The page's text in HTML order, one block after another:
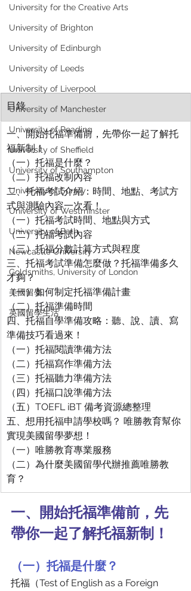
University for the Creative Arts
University of Brighton
University of Edinburgh
University of Leeds
University of Liverpool
University of Manchester
University of Reading
University of Sheffield
University of Southampton
University of Surrey
University of Westminster
University of Bath
Newcastle University
Goldsmiths, University of London
美國留學
英國留學生活
目錄
一、開始托福準備前，先帶你一起了解托
福新制！
（一）托福是什麼？
（二）托福改制內容
二、托福考試介紹：時間、地點、考試方
式與測驗內容一次看！
（一）托福考試時間、地點與方式
（二）托福考試內容
（三）托福分數計算方式與程度
三、托福考試準備怎麼做？托福準備多久
才夠？
（一）如何制定托福準備計畫
（二）托福準備時間
四、托福自學準備攻略：聽、說、讀、寫
準備技巧看過來！
（一）托福閱讀準備方法
（二）托福寫作準備方法
（三）托福聽力準備方法
（四）托福口說準備方法
（五）TOEFL iBT 備考資源總整理
五、想用托福申請學校嗎？ 唯勝教育幫你
實現美國留學夢想！
（一）唯勝教育專業服務
（二）為什麼美國留學代辦推薦唯勝教
育？
一、開始托福準備前，先
帶你一起了解托福新制！
（一）托福是什麼？
托福（Test of English as a Foreign